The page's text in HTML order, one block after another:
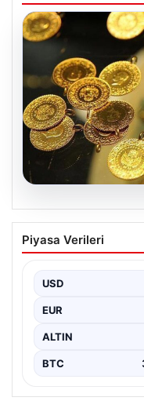
Altın fiyatları
fiyatları bugün
Piyasa Verileri
USD
EUR
ALTIN
BTC